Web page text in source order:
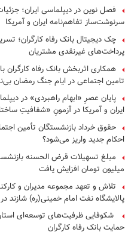
سرنوشت‌ساز تفاهم‌نامه ایران و آمریکا
چک دیجیتال بانک رفاه کارگران؛
پرداخت‌های غیرنقدی مشتریان
همکاری اثربخش بانک رفاه کارگران
تامین اجتماعی در ایام جنگ رمضان
پایان عصرِ «ابهام راهبردی» در
ایران و آمریکا در آزمونِ «شفافیتِ
حقوق خرداد بازنشستگان تأمین
احکام جدید واریز می‌شود؟
میلیون تومان افزایش یافت
تلاش و تعهد مجموعه مدیران و
پالایشگاه نفت امام خمینی(ره) شازند
تولید در ایام جنگ رمضان، شایسته
شکوفایی ظرفیت‌های توسعه‌ای
حمایت بانک رفاه کارگران